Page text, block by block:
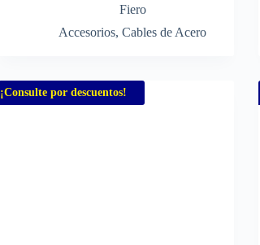
Fiero
Accesorios, Cables de Acero
¡Consulte por descuentos!